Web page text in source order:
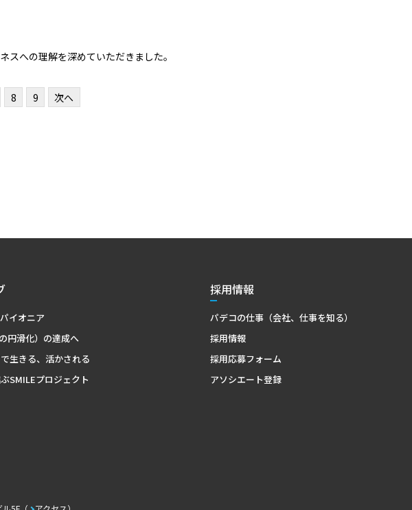
スへの理解を深めていただきました。
8 9 次へ
イオニア
円滑化）の達成へ
生きる、活かされる
SMILEプロジェクト
採用情報
パデコの仕事（会社、仕事を知る）
採用情報
採用応募フォーム
アソシエート登録